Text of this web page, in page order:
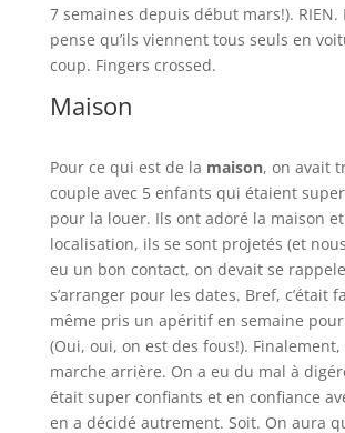
7 semaines depuis début mars!). RIEN.
pense qu’ils viennent tous seuls en
coup. Fingers crossed.
Maison
Pour ce qui est de la maison, on avait
couple avec 5 enfants qui étaient
pour la louer. Ils ont adoré la maison
localisation, ils se sont projetés (et
eu un bon contact, on devait se
s’arranger pour les dates. Bref, c’était
même pris un apéritif en semaine
(Oui, oui, on est des fous!).
marche arrière. On a eu du mal à
était super confiants et en confiance
en a décidé autrement. Soit. On aura